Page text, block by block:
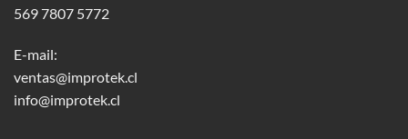
569 7807 5772
E-mail:
ventas@improtek.cl
info@improtek.cl